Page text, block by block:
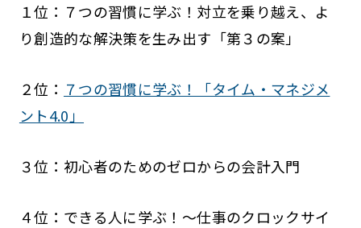
１位：７つの習慣に学ぶ！対立を乗り越え、よ
り創造的な解決策を生み出す「第３の案」
２位： ７つの習慣に学ぶ！「タイム・マネジメ
ント4.0」
３位：初心者のためのゼロからの会計入門
４位：できる人に学ぶ！～仕事のクロックサイ